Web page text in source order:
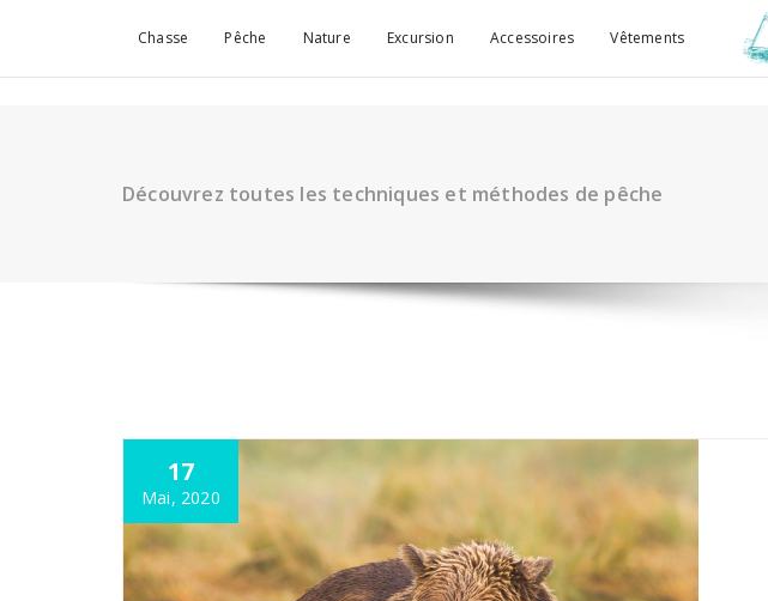
Chasse Pêche Nature Excursion Accessoires Vêtements
Découvrez toutes les techniques et méthodes de pêche
17
Mai, 2020